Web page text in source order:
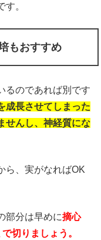
。
もおすすめ
るのであれば別です
成長させてしまった
せんし、神経質にな
ら、実がなればOK
部分は早めに摘心
切りましょう。